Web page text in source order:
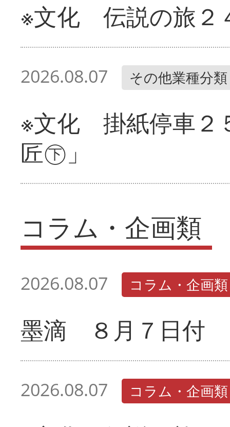
※文化 伝説の旅２
2026.08.07 その他業種分類
※文化 掛紙停車２
匠㊦」
コラム・企画類
2026.08.07 コラム・企画類
墨滴 ８月７日付
2026.08.07 コラム・企画類